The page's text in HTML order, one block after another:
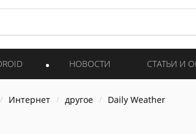
НОВОСТИ СТАТЬИ И
Интернет другое Daily Weather